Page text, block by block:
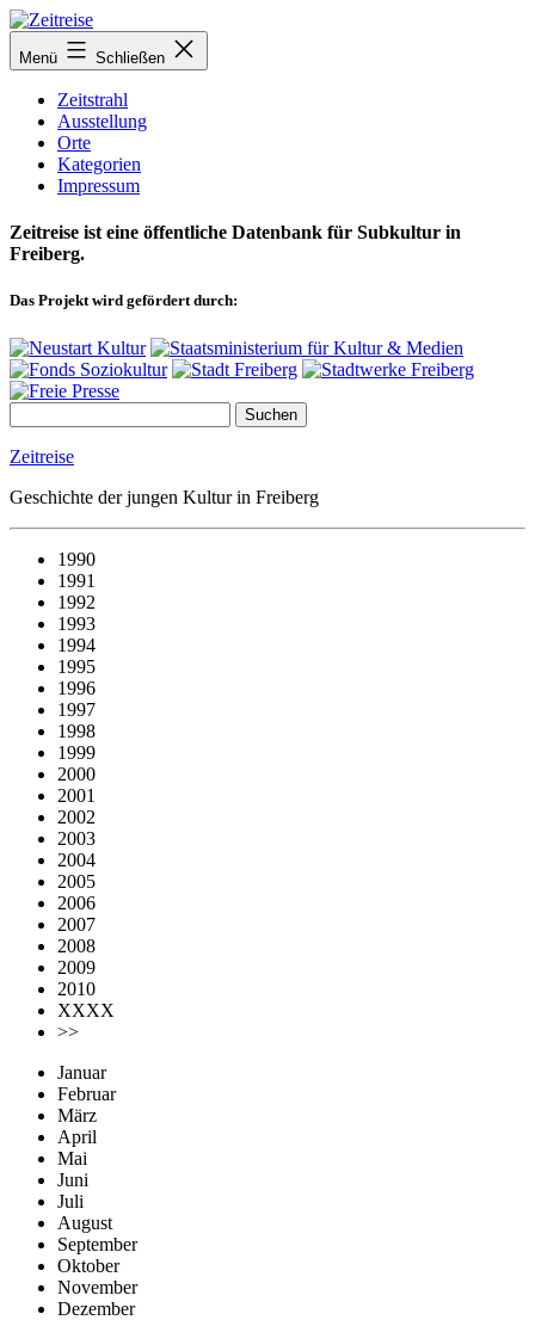
Zum
Inhalt
springen
Menü Schließen
Zeitstrahl
Ausstellung
Orte
Kategorien
Impressum
Zeitreise ist eine öffentliche Datenbank für Subkultur in
Freiberg.
Das Projekt wird gefördert durch:
Zeitreise
Geschichte der jungen Kultur in Freiberg
1990
1991
1992
1993
1994
1995
1996
1997
1998
1999
2000
2001
2002
2003
2004
2005
2006
2007
2008
2009
2010
XXXX
>>
Januar
Februar
März
April
Mai
Juni
Juli
August
September
Oktober
November
Dezember